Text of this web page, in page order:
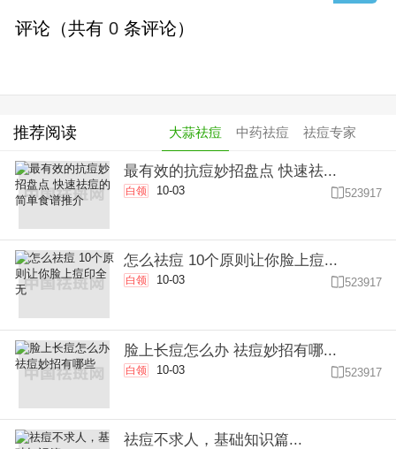
评论（共有 0 条评论）
推荐阅读 大蒜祛痘 中药祛痘 祛痘专家
最有效的抗痘妙招盘点 快速祛...
白领 10-03 523917
怎么祛痘 10个原则让你脸上痘...
白领 10-03 523917
脸上长痘怎么办 祛痘妙招有哪...
白领 10-03 523917
祛痘不求人，基础知识篇...